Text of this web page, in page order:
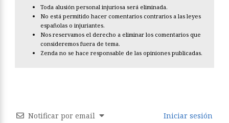
Toda alusión personal injuriosa será eliminada.
No está permitido hacer comentarios contrarios a las leyes
españolas o injuriantes.
Nos reservamos el derecho a eliminar los comentarios que
consideremos fuera de tema.
Zenda no se hace responsable de las opiniones publicadas.
Notificar por email Iniciar sesión